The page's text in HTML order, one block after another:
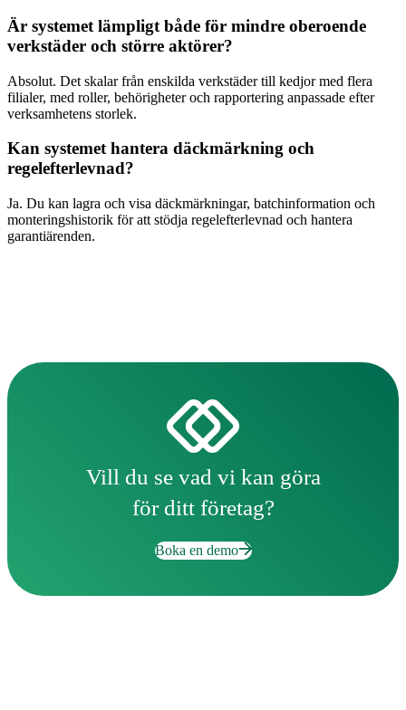
Är systemet lämpligt både för mindre oberoende
verkstäder och större aktörer?
Absolut. Det skalar från enskilda verkstäder till kedjor med flera
filialer, med roller, behörigheter och rapportering anpassade efter
verksamhetens storlek.
Kan systemet hantera däckmärkning och
regelefterlevnad?
Ja. Du kan lagra och visa däckmärkningar, batchinformation och
monteringshistorik för att stödja regelefterlevnad och hantera
garantiärenden.
Vill du se vad vi kan göra
för ditt företag?
Boka en demo